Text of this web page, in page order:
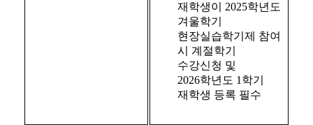
재학생이 2025학년도
겨울학기
현장실습학기제 참여
시 계절학기
수강신청 및
2026학년도 1학기
재학생 등록 필수